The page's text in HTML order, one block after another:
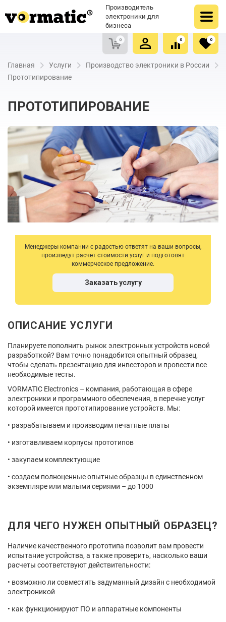
Производитель
электроники для
бизнеса
0
Очистить список сравнения
0
Очистить избранное
0
Главная Услуги
Производство электроники в России
Прототипирование
ПРОТОТИПИРОВАНИЕ
Менеджеры компании с радостью ответят на ваши вопросы,
произведут расчет стоимости услуг и подготовят
коммерческое предложение.
Заказать услугу
ОПИСАНИЕ УСЛУГИ
Планируете пополнить рынок электронных устройств новой
разработкой? Вам точно понадобится опытный образец,
чтобы сделать презентацию для инвесторов и провести все
необходимые тесты.
VORMATIC Electronics – компания, работающая в сфере
электроники и программного обеспечения, в перечне услуг
которой имеется прототипирование устройств. Мы:
разрабатываем и производим печатные платы
изготавливаем корпусы прототипов
закупаем комплектующие
создаем полноценные опытные образцы в единственном
экземпляре или малыми сериями – до 1000
ДЛЯ ЧЕГО НУЖЕН ОПЫТНЫЙ ОБРАЗЕЦ?
Наличие качественного прототипа позволит вам провести
испытание устройства, а также проверить, насколько ваши
расчеты соответствуют действительности:
возможно ли совместить задуманный дизайн с необходимой
электроникой
как функционируют ПО и аппаратные компоненты